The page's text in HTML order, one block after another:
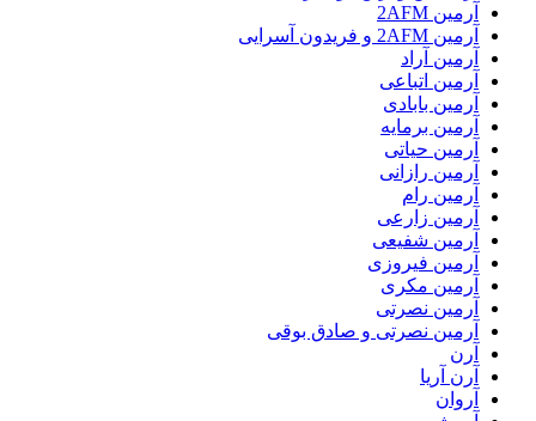
آرمین 2AFM
آرمین 2AFM و فریدون آسرایی
آرمین آراد
آرمین اتباعی
آرمین بابادی
آرمین برمایه
آرمین حیاتی
آرمین رازانی
آرمین رام
آرمین زارعی
آرمین شفیعی
آرمین فیروزی
آرمین مکری
آرمین نصرتی
آرمین نصرتی و صادق بوقی
آرن
آرن آریا
آروان